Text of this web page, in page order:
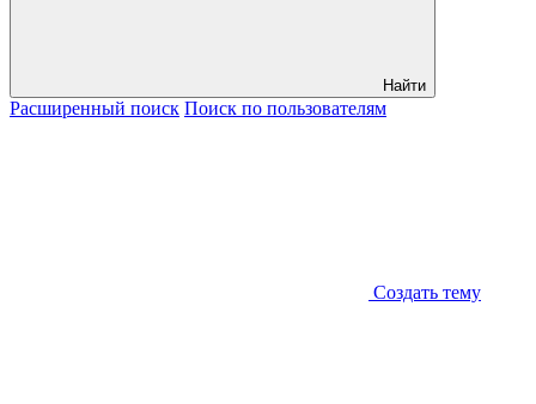
Найти
Расширенный поиск Поиск по пользователям
Создать тему